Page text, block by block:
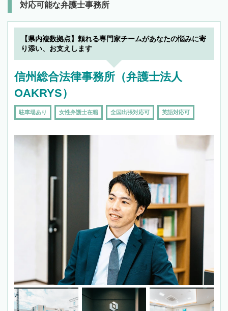
対応可能な弁護士事務所
【県内複数拠点】頼れる専門家チームがあなたの悩みに寄
り添い、お支えします
信州総合法律事務所（弁護士法人
OAKRYS）
駐車場あり 女性弁護士在籍 全国出張対応可 英語対応可